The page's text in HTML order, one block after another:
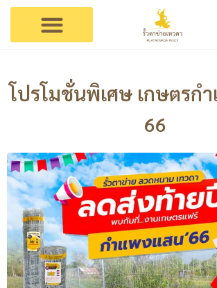
โปรโมชั่นพิเศษ เกษตรก
66